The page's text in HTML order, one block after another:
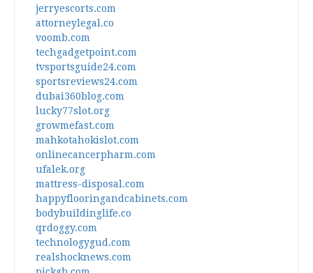
jerryescorts.com
attorneylegal.co
voomb.com
techgadgetpoint.com
tvsportsguide24.com
sportsreviews24.com
dubai360blog.com
lucky77slot.org
growmefast.com
mahkotahokislot.com
onlinecancerpharm.com
ufalek.org
mattress-disposal.com
happyflooringandcabinets.com
bodybuildinglife.co
qrdoggy.com
technologygud.com
realshocknews.com